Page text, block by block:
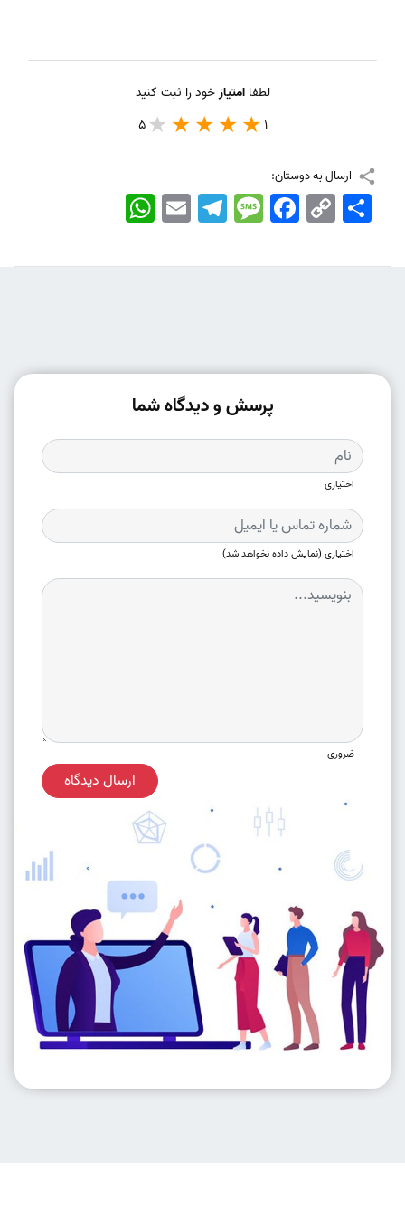
لطفاامتیازخود را ثبت کنید
1
5
ارسال به دوستان:
WhatsApp EmailTelegramMessageFacebook Copy
Link
اشتراک
پرسش و دیدگاه شما
اختیاری
اختیاری (نمایش داده نخواهد شد)
ضروری
ارسال دیدگاه